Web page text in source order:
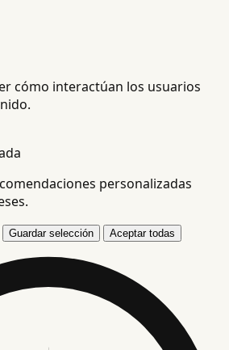
cómo interactúan los usuarios
personalizadas
Guardar selección Aceptar todas